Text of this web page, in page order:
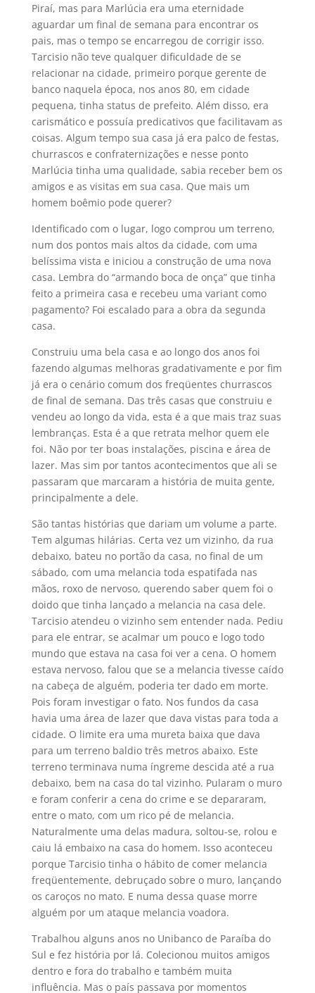
Piraí, mas para Marlúcia era uma eternidade
aguardar um final de semana para encontrar os
pais, mas o tempo se encarregou de corrigir isso.
Tarcisio não teve qualquer dificuldade de se
relacionar na cidade, primeiro porque gerente de
banco naquela época, nos anos 80, em cidade
pequena, tinha status de prefeito. Além disso, era
carismático e possuía predicativos que facilitavam as
coisas. Algum tempo sua casa já era palco de festas,
churrascos e confraternizações e nesse ponto
Marlúcia tinha uma qualidade, sabia receber bem os
amigos e as visitas em sua casa. Que mais um
homem boêmio pode querer?
Identificado com o lugar, logo comprou um terreno,
num dos pontos mais altos da cidade, com uma
belíssima vista e iniciou a construção de uma nova
casa. Lembra do “armando boca de onça” que tinha
feito a primeira casa e recebeu uma variant como
pagamento? Foi escalado para a obra da segunda
casa.
Construiu uma bela casa e ao longo dos anos foi
fazendo algumas melhoras gradativamente e por fim
já era o cenário comum dos freqüentes churrascos
de final de semana. Das três casas que construiu e
vendeu ao longo da vida, esta é a que mais traz suas
lembranças. Esta é a que retrata melhor quem ele
foi. Não por ter boas instalações, piscina e área de
lazer. Mas sim por tantos acontecimentos que ali se
passaram que marcaram a história de muita gente,
principalmente a dele.
São tantas histórias que dariam um volume a parte.
Tem algumas hilárias. Certa vez um vizinho, da rua
debaixo, bateu no portão da casa, no final de um
sábado, com uma melancia toda espatifada nas
mãos, roxo de nervoso, querendo saber quem foi o
doido que tinha lançado a melancia na casa dele.
Tarcisio atendeu o vizinho sem entender nada. Pediu
para ele entrar, se acalmar um pouco e logo todo
mundo que estava na casa foi ver a cena. O homem
estava nervoso, falou que se a melancia tivesse caído
na cabeça de alguém, poderia ter dado em morte.
Pois foram investigar o fato. Nos fundos da casa
havia uma área de lazer que dava vistas para toda a
cidade. O limite era uma mureta baixa que dava
para um terreno baldio três metros abaixo. Este
terreno terminava numa íngreme descida até a rua
debaixo, bem na casa do tal vizinho. Pularam o muro
e foram conferir a cena do crime e se depararam,
entre o mato, com um rico pé de melancia.
Naturalmente uma delas madura, soltou-se, rolou e
caiu lá embaixo na casa do homem. Isso aconteceu
porque Tarcisio tinha o hábito de comer melancia
freqüentemente, debruçado sobre o muro, lançando
os caroços no mato. E numa dessa quase morre
alguém por um ataque melancia voadora.
Trabalhou alguns anos no Unibanco de Paraíba do
Sul e fez história por lá. Colecionou muitos amigos
dentro e fora do trabalho e também muita
influência. Mas o país passava por momentos